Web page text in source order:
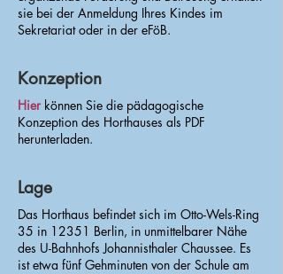
sie bei der Anmeldung Ihres Kindes im
Sekretariat oder in der eFöB.
Konzeption
Hier können Sie die pädagogische
Konzeption des Horthauses als PDF
herunterladen.
Lage
Das Horthaus befindet sich im Otto-Wels-Ring
35 in 12351 Berlin, in unmittelbarer Nähe
des U-Bahnhofs Johannisthaler Chaussee. Es
ist etwa fünf Gehminuten von der Schule am